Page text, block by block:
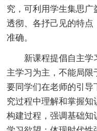
究，可利用学生集思
透彻、各抒己见的特点
准确。
新课程提倡自主学
主学习为主，不能局
要同学们在老师的引导
究过程中理解和掌握
构建过程，强调基础知